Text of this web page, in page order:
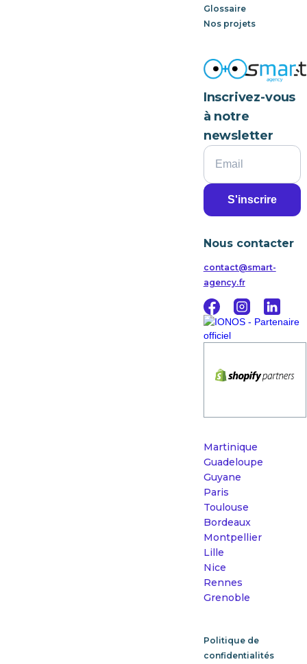
Inscrivez-vous
à notre
newsletter
Nous contacter
contact@smart-
agency.fr
Glossaire
Nos projets
Martinique
Guadeloupe
Guyane
Paris
Toulouse
Bordeaux
Montpellier
Lille
Nice
Rennes
Grenoble
Politique de
confidentialités